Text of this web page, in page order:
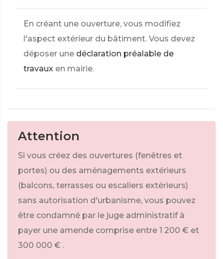
En créant une ouverture, vous modifiez
l'aspect extérieur du bâtiment. Vous devez
déposer une déclaration préalable de
travaux en mairie.
Attention
Si vous créez des ouvertures (fenêtres et
portes) ou des aménagements extérieurs
(balcons, terrasses ou escaliers extérieurs)
sans autorisation d'urbanisme, vous pouvez
être condamné par le juge administratif à
payer une amende comprise entre 1 200 € et
300 000 € .